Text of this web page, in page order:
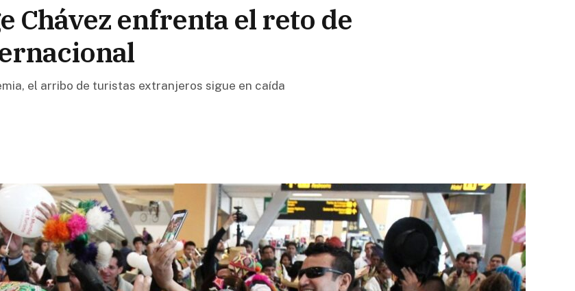
Chávez enfrenta el reto de
el arribo de turistas extranjeros sigue en caída